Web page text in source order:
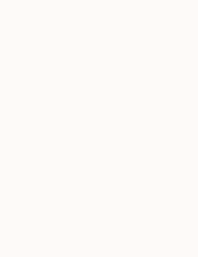
notre mouture de
DE VOTRE
?